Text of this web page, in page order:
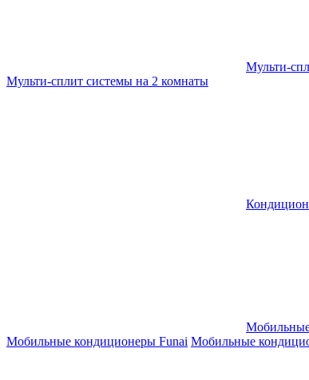
Мульти-
Мульти-сплит системы на 2 комнаты
Мобильные кондиционеры Funai Мобильные